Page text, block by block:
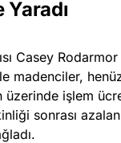
Casey
madenciler,
üzerinde işlem
sonrası